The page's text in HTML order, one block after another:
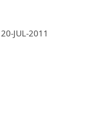
20-JUL-2011